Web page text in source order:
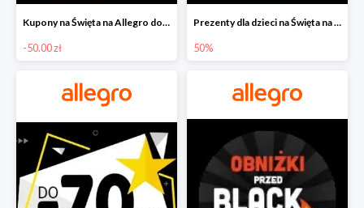
Kupony na Święta na Allegro do -50 zł
-50.00 zł
Prezenty dla dzieci na Święta na Allegro do -50%
50%